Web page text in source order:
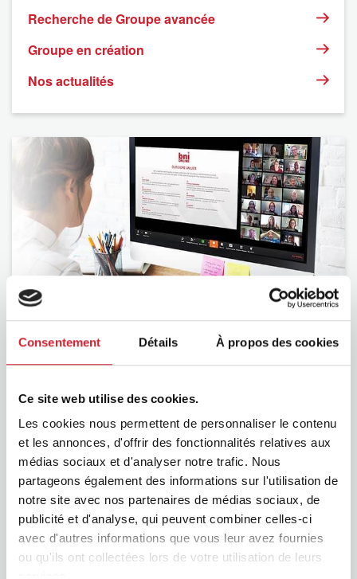
Consentement Détails À propos des cookies
Ce site web utilise des cookies.
Les cookies nous permettent de personnaliser le contenu
et les annonces, d'offrir des fonctionnalités relatives aux
médias sociaux et d'analyser notre trafic. Nous
partageons également des informations sur l'utilisation de
notre site avec nos partenaires de médias sociaux, de
publicité et d'analyse, qui peuvent combiner celles-ci
avec d'autres informations que vous leur avez fournies
ou qu'ils ont collectées lors de votre utilisation de leurs
Recherche de Groupe avancée
Groupe en création
Nos actualités
BNI Podcast